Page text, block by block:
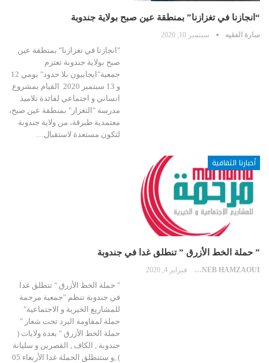
“انجازنا في تغزازنا” بمنطقة عين صبح بولاية جندوبة
سارة الفقيه سبتمبر 10, 2020
"انجازنا في تغزازنا" بمنطقة عين
صبح بولاية جندوبة تعتزم
جمعية"ايجابيون بلا حدود" يومي 12
و 13 سبتمبر 2020 القيام بمشروع
انساني و اجتماعي لفائدة تلاميذ
مدرسة "التغزاز" بمنطقة عين صبح،
معتمدية طبرقة، من ولاية جندوبة
لتكون مستعدة لاستقبال…
أخبارنا الثقافية
” حملة الخط الأزرق ” تنطلق غدا في جندوبة
ZAYNEB HAMZAOUI فبراير 4, 2020
" حملة الخط الأزرق " تنطلق غدا
في جندوبة تنظم "جمعية مرحمة
للمشاريع الخيرية و الاجتماعية"
حملة لمقاومة البرد تحت شعار "
حملة الخط الأزرق " بعدة ولايات (
جندوبة , الكاف , القصرين و سليانة
) ,و ستنطلق الحملة غدا الأربعاء 05